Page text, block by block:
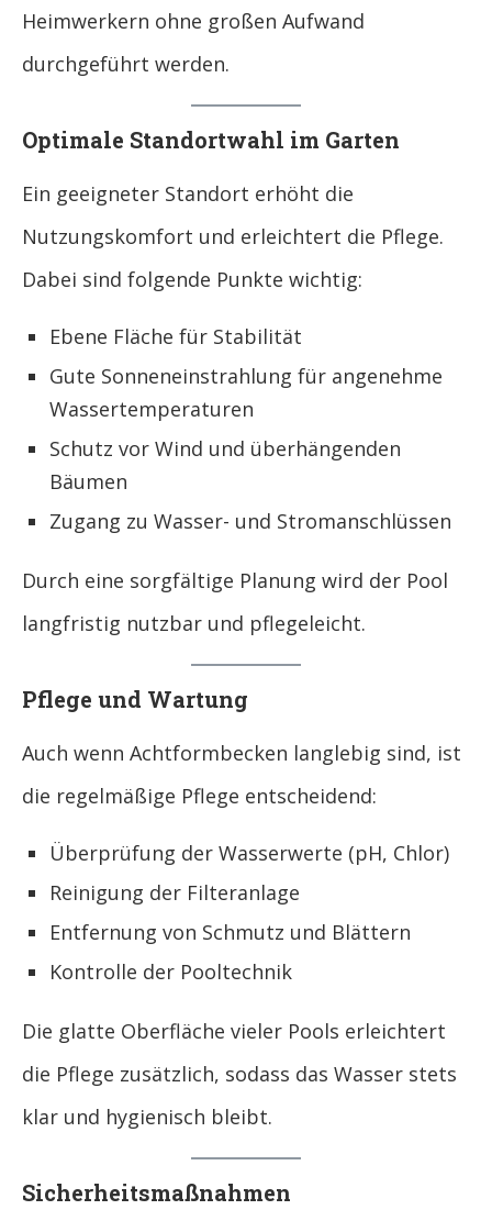
Heimwerkern ohne großen Aufwand
durchgeführt werden.
Optimale Standortwahl im Garten
Ein geeigneter Standort erhöht die
Nutzungskomfort und erleichtert die Pflege.
Dabei sind folgende Punkte wichtig:
Ebene Fläche für Stabilität
Gute Sonneneinstrahlung für angenehme
Wassertemperaturen
Schutz vor Wind und überhängenden
Bäumen
Zugang zu Wasser- und Stromanschlüssen
Durch eine sorgfältige Planung wird der Pool
langfristig nutzbar und pflegeleicht.
Pflege und Wartung
Auch wenn Achtformbecken langlebig sind, ist
die regelmäßige Pflege entscheidend:
Überprüfung der Wasserwerte (pH, Chlor)
Reinigung der Filteranlage
Entfernung von Schmutz und Blättern
Kontrolle der Pooltechnik
Die glatte Oberfläche vieler Pools erleichtert
die Pflege zusätzlich, sodass das Wasser stets
klar und hygienisch bleibt.
Sicherheitsmaßnahmen